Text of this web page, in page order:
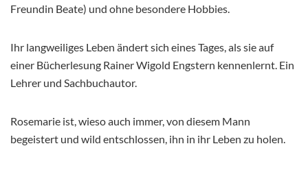
Freundin Beate) und ohne besondere Hobbies.
Ihr langweiliges Leben ändert sich eines Tages, als sie auf
einer Bücherlesung Rainer Wigold Engstern kennenlernt. Ein
Lehrer und Sachbuchautor.
Rosemarie ist, wieso auch immer, von diesem Mann
begeistert und wild entschlossen, ihn in ihr Leben zu holen.